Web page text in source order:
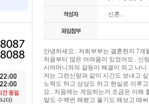
신혼...
안녕하세요.. 저희부부는 결혼한지 7
처음부터 많은 어려움이 있었어요.. 신
시어머니와의 갈등이 해결이 되고 나
저는 그런신랑과 같이 시간도 보내고
노력도 하고 상상도 하고 현실로 이루
요.. 처음에는 게임하는거 조금은 이해
말도 수백번 해봤고 울기도 해보고 떼